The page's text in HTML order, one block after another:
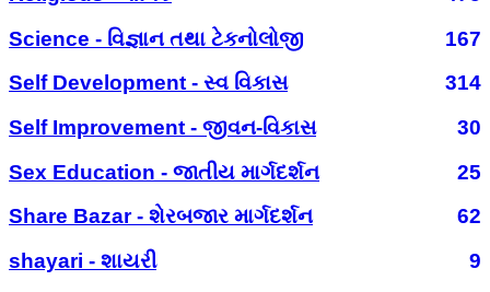
Science - વિજ્ઞાન તથા ટેકનોલોજી
167
Self Development - સ્વ વિકાસ
314
Self Improvement - જીવન-વિકાસ
30
Sex Education - જાતીય માર્ગદર્શન
25
Share Bazar - શેરબજાર માર્ગદર્શન
62
shayari - શાયરી
9